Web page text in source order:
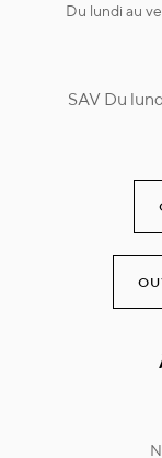
Du lundi au
SAV Du